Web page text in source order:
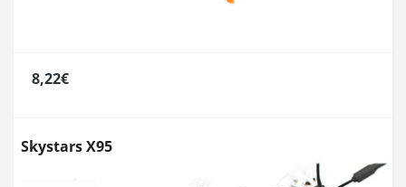
8,22€
Skystars X95